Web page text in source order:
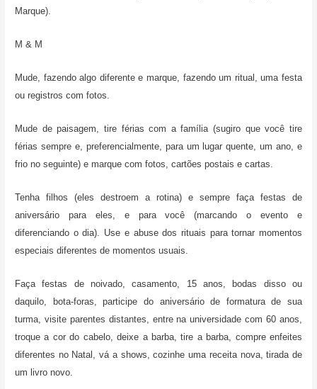
Marque).
M & M
Mude, fazendo algo diferente e marque, fazendo um ritual, uma festa
ou registros com fotos.
Mude de paisagem, tire férias com a família (sugiro que você tire
férias sempre e, preferencialmente, para um lugar quente, um ano, e
frio no seguinte) e marque com fotos, cartões postais e cartas.
Tenha filhos (eles destroem a rotina) e sempre faça festas de
aniversário para eles, e para você (marcando o evento e
diferenciando o dia). Use e abuse dos rituais para tornar momentos
especiais diferentes de momentos usuais.
Faça festas de noivado, casamento, 15 anos, bodas disso ou
daquilo, bota-foras, participe do aniversário de formatura de sua
turma, visite parentes distantes, entre na universidade com 60 anos,
troque a cor do cabelo, deixe a barba, tire a barba, compre enfeites
diferentes no Natal, vá a shows, cozinhe uma receita nova, tirada de
um livro novo.